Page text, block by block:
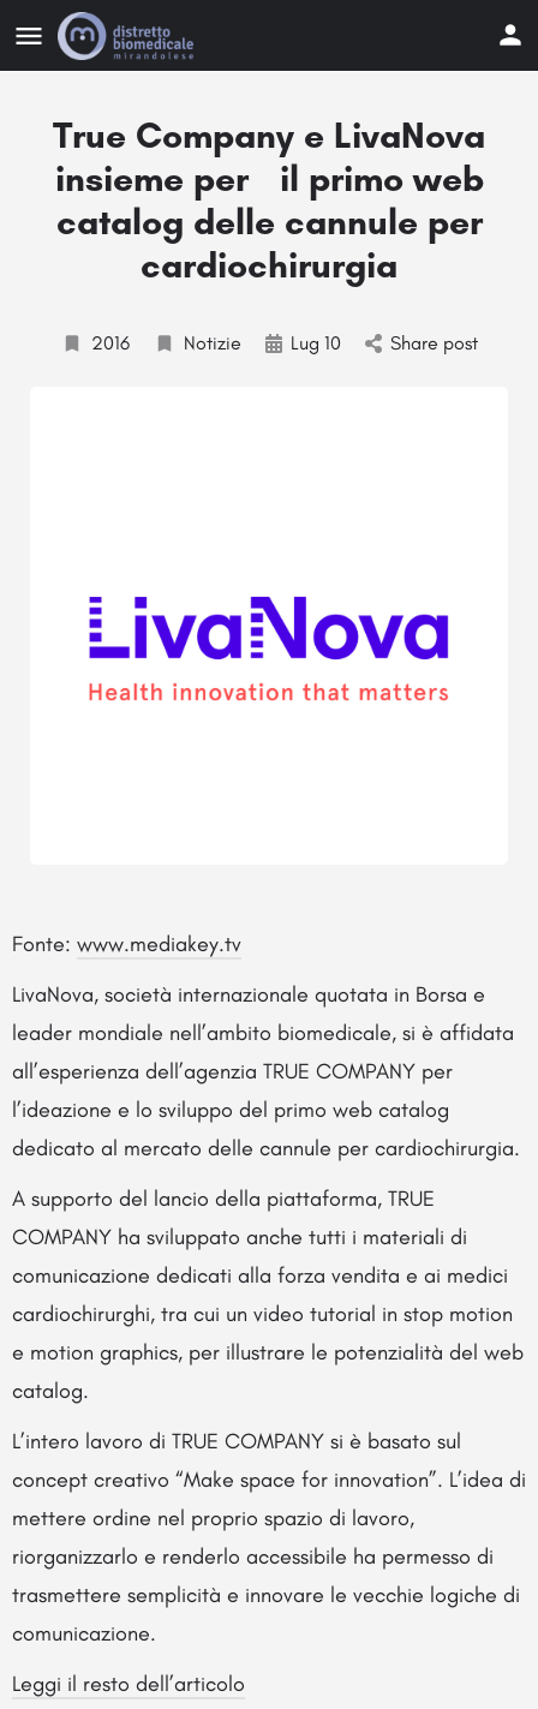
True Company e LivaNova
insieme per il primo web
catalog delle cannule per
cardiochirurgia
2016 Notizie Lug 10 Share post
Fonte: www.mediakey.tv
LivaNova, società internazionale quotata in Borsa e
leader mondiale nell’ambito biomedicale, si è affidata
all’esperienza dell’agenzia TRUE COMPANY per
l’ideazione e lo sviluppo del primo web catalog
dedicato al mercato delle cannule per cardiochirurgia.
A supporto del lancio della piattaforma, TRUE
COMPANY ha sviluppato anche tutti i materiali di
comunicazione dedicati alla forza vendita e ai medici
cardiochirurghi, tra cui un video tutorial in stop motion
e motion graphics, per illustrare le potenzialità del web
catalog.
L’intero lavoro di TRUE COMPANY si è basato sul
concept creativo “Make space for innovation”. L’idea di
mettere ordine nel proprio spazio di lavoro,
riorganizzarlo e renderlo accessibile ha permesso di
trasmettere semplicità e innovare le vecchie logiche di
comunicazione.
Leggi il resto dell’articolo